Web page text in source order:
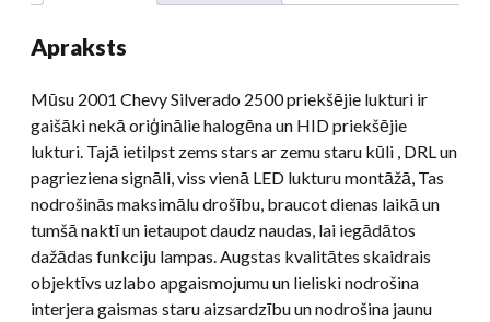
Apraksts
Mūsu 2001 Chevy Silverado 2500 priekšējie lukturi ir
gaišāki nekā oriģinālie halogēna un HID priekšējie
lukturi. Tajā ietilpst zems stars ar zemu staru kūli , DRL un
pagrieziena signāli, viss vienā LED lukturu montāžā, Tas
nodrošinās maksimālu drošību, braucot dienas laikā un
tumšā naktī un ietaupot daudz naudas, lai iegādātos
dažādas funkciju lampas. Augstas kvalitātes skaidrais
objektīvs uzlabo apgaismojumu un lieliski nodrošina
interjera gaismas staru aizsardzību un nodrošina jaunu